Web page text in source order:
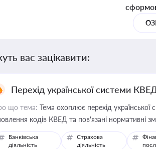
вас зацікавити:
Перехід української системи
що тема: Тема охоплює перехід української
кодів КВЕД та пов'язані нормативні
Банківська
діяльність
Страхова
діяльність